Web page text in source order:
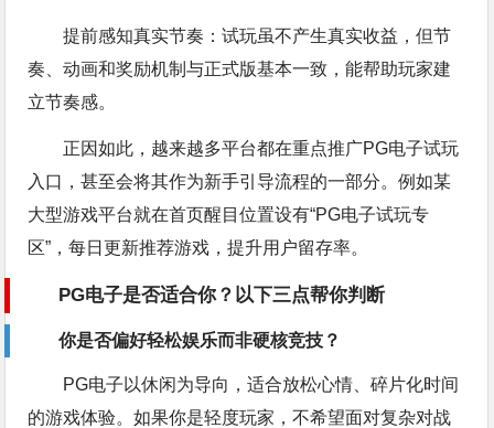
提前感知真实节奏：试玩虽不产生真实收益，但节
奏、动画和奖励机制与正式版基本一致，能帮助玩家建
立节奏感。
正因如此，越来越多平台都在重点推广PG电子试玩
入口，甚至会将其作为新手引导流程的一部分。例如某
大型游戏平台就在首页醒目位置设有“PG电子试玩专
区”，每日更新推荐游戏，提升用户留存率。
PG电子是否适合你？以下三点帮你判断
你是否偏好轻松娱乐而非硬核竞技？
PG电子以休闲为导向，适合放松心情、碎片化时间
的游戏体验。如果你是轻度玩家，不希望面对复杂对战